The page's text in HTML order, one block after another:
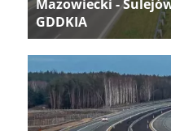
Mazowiecki -
GDDKIA